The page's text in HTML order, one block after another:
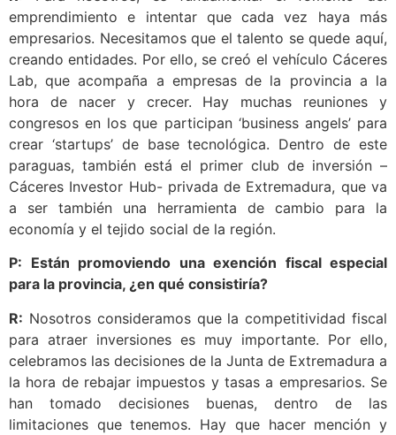
emprendimiento e intentar que cada vez haya más
empresarios. Necesitamos que el talento se quede aquí,
creando entidades. Por ello, se creó el vehículo Cáceres
Lab, que acompaña a empresas de la provincia a la
hora de nacer y crecer. Hay muchas reuniones y
congresos en los que participan ‘business angels’ para
crear ‘startups’ de base tecnológica. Dentro de este
paraguas, también está el primer club de inversión –
Cáceres Investor Hub- privada de Extremadura, que va
a ser también una herramienta de cambio para la
economía y el tejido social de la región.
P: Están promoviendo una exención fiscal especial
para la provincia, ¿en qué consistiría?
R: Nosotros consideramos que la competitividad fiscal
para atraer inversiones es muy importante. Por ello,
celebramos las decisiones de la Junta de Extremadura a
la hora de rebajar impuestos y tasas a empresarios. Se
han tomado decisiones buenas, dentro de las
limitaciones que tenemos. Hay que hacer mención y